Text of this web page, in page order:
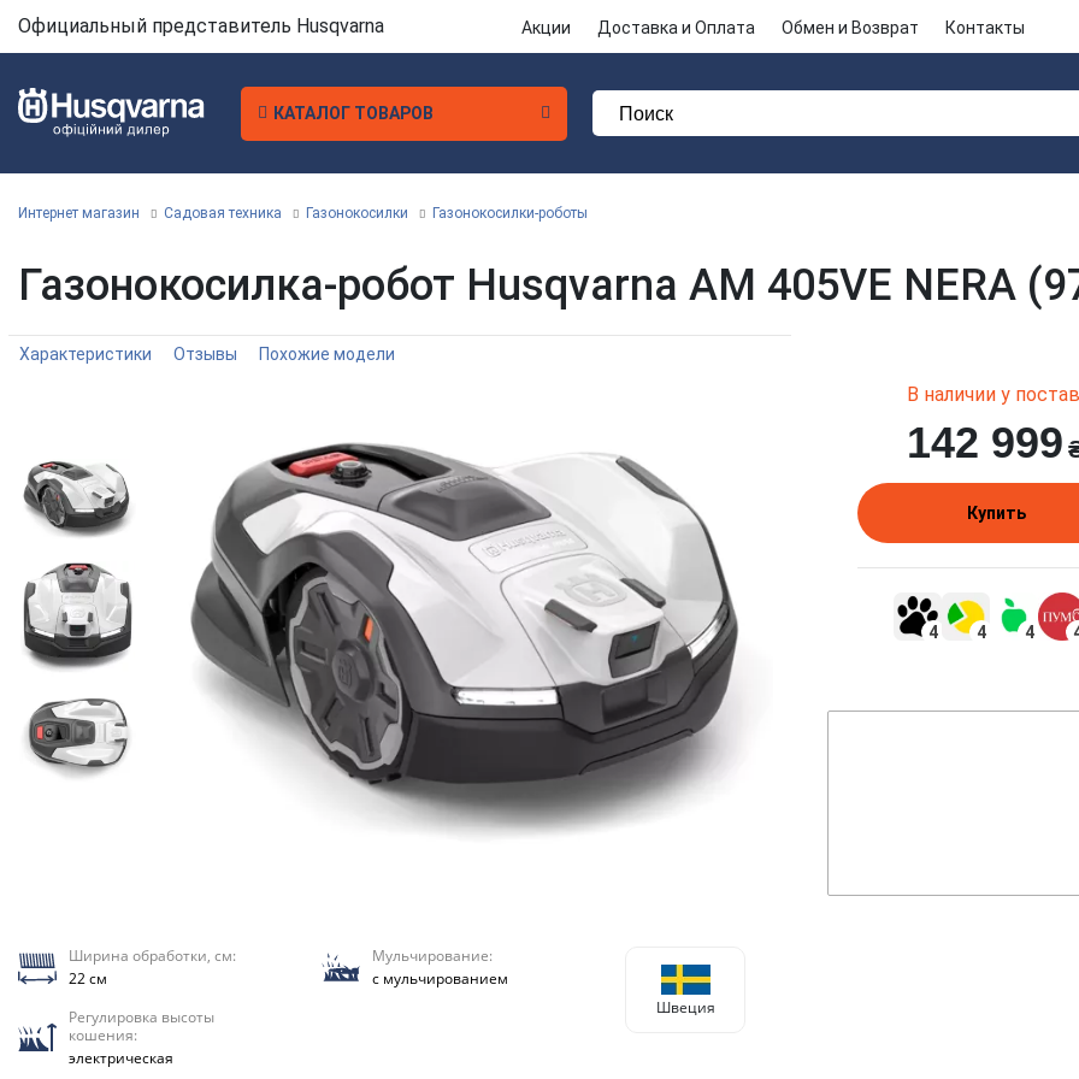
Официальный представитель Husqvarna Акции Доставка и Оплата Обмен и Возврат Контакты
КАТАЛОГ ТОВАРОВ
Интернет магазин Садовая техника Газонокосилки Газонокосилки-роботы
Газонокосилка-робот Husqvarna AM 405VE NERA
Характеристики Отзывы Похожие модели
Швеция
Ширина обработки, см:
22 см
Мульчирование:
с мульчированием
Регулировка высоты
кошения:
электрическая
В наличии у
142 999
Купить
4 4 4